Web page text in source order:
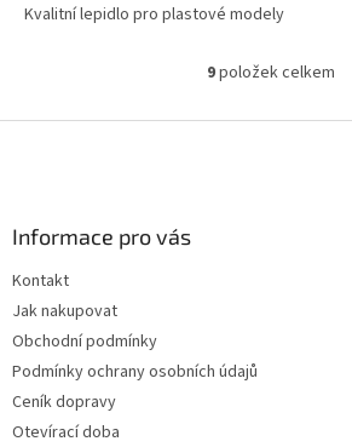
Kvalitní lepidlo pro plastové modely
O
l
9položek celkem
Informace pro vás
Kontakt
Jak nakupovat
Obchodní podmínky
Podmínky ochrany osobních údajů
Ceník dopravy
Otevírací doba